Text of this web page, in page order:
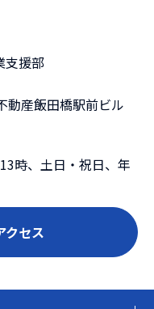
支援部
動産飯田橋駅前ビル
時、土日・祝日、年
クセス